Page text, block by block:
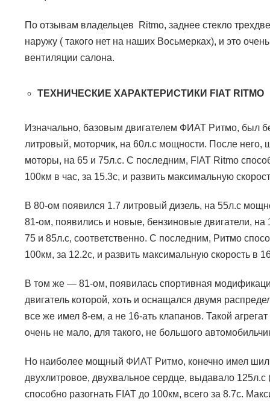
По отзывам владельцев Ritmo, заднее стекло
наружу ( такого нет на наших Восьмерках), и это
вентиляции салона.
ТЕХНИЧЕСКИЕ ХАРАКТЕРИСТИКИ FIAT RITMO
Изначально, базовым двигателем ФИАТ Ритмо, был
литровый, моторчик, на 60л.с мощности. После него,
моторы, на 65 и 75л.с. С последним, FIAT Ritmo
100км в час, за 15.3с, и развить максимальную
В 80-ом появился 1.7 литровый дизель, на 55л.с
81-ом, появились и новые, бензиновые двигатели,
75 и 85л.с, соответственно. С последним, Ритмо
100км, за 12.2с, и развить максимальную скорость в
В том же — 81-ом, появилась спортивная
двигатель которой, хоть и оснащался двумя
все же имел 8-ем, а не 16-ать клапанов. Такой
очень не мало, для такого, не большого
Но наиболее мощный ФИАТ Ритмо, конечно имел
двухлитровое, двухвальное сердце, выдавало
способно разогнать FIAT до 100км, всего за 8.7с.